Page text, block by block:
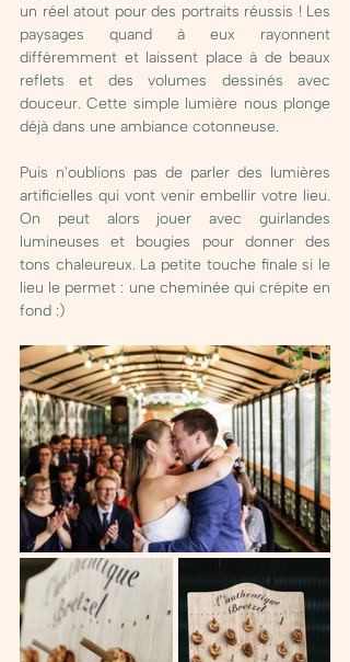
un réel atout pour des portraits réussis ! Les
paysages quand à eux rayonnent
différemment et laissent place à de beaux
reflets et des volumes dessinés avec
douceur. Cette simple lumière nous plonge
déjà dans une ambiance cotonneuse.
Puis n'oublions pas de parler des lumières
artificielles qui vont venir embellir votre lieu.
On peut alors jouer avec guirlandes
lumineuses et bougies pour donner des
tons chaleureux. La petite touche finale si le
lieu le permet : une cheminée qui crépite en
fond :)